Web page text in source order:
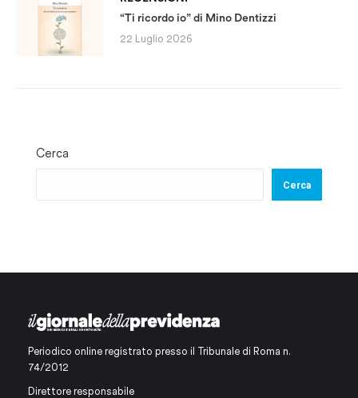
“Ti ricordo io” di Mino Dentizzi
22 Luglio 2026
Cerca
Cerca
Periodico online registrato presso il Tribunale di Roma n.
74/2012
Direttore responsabile